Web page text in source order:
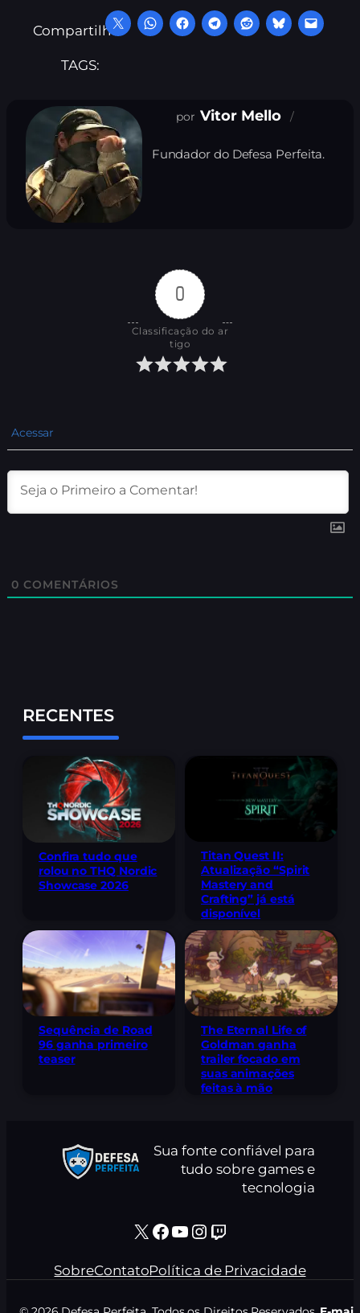
Compartilhe:
TAGS:
Vitor Mello
Fundador do Defesa Perfeita.
0
Classificação do ar
tigo
Acessar
0 COMENTÁRIOS
RECENTES
Confira tudo que
rolou no THQ Nordic
Showcase 2026
Titan Quest II:
Atualização “Spirit
Mastery and
Crafting” já está
disponível
Sequência de Road
96 ganha primeiro
teaser
The Eternal Life of
Goldman ganha
trailer focado em
suas animações
feitas à mão
Sua fonte confiável para
tudo sobre games e
tecnologia
X Facebook Youtube Instagram Twitch
SobreContatoPolítica de Privacidade